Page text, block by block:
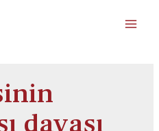
davası